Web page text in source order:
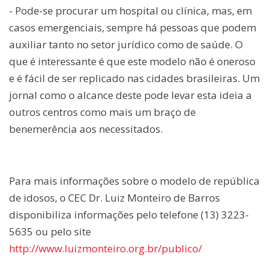
- Pode-se procurar um hospital ou clínica, mas, em
casos emergenciais, sempre há pessoas que podem
auxiliar tanto no setor jurídico como de saúde. O
que é interessante é que este modelo não é oneroso
e é fácil de ser replicado nas cidades brasileiras. Um
jornal como o alcance deste pode levar esta ideia a
outros centros como mais um braço de
benemerência aos necessitados.
Para mais informações sobre o modelo de república
de idosos, o CEC Dr. Luiz Monteiro de Barros
disponibiliza informações pelo telefone (13) 3223-
5635 ou pelo site
http://www.luizmonteiro.org.br/publico/